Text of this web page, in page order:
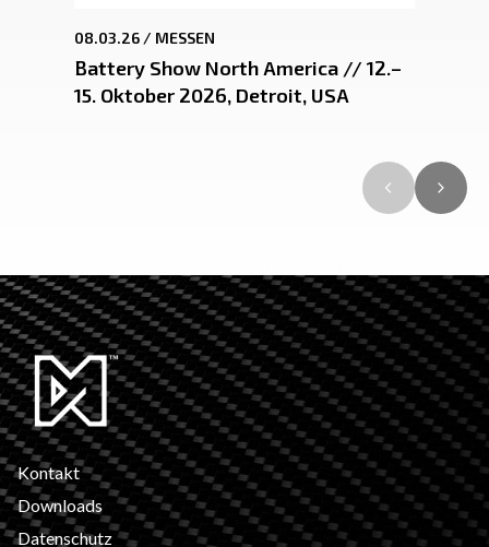
08.03.26 / MESSEN
Battery Show North America // 12.–
15. Oktober 2026, Detroit, USA
Kontakt
Downloads
Datenschutz